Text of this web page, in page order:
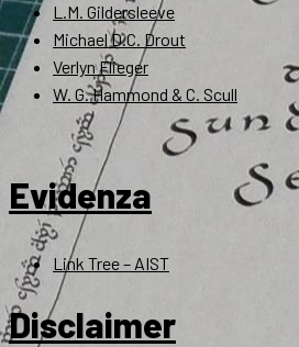
L.M. Gildersleeve
Michael D.C. Drout
Verlyn Flieger
W. G. Hammond & C. Scull
Evidenza
Link Tree – AIST
Disclaimer